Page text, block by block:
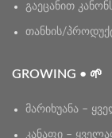
გაეცანით
თანხის/
GROWING • 🌱
მარიხუანა –
კანაფი –